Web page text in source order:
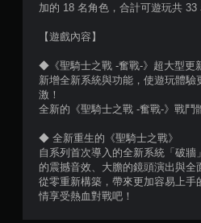
加的 18 名角色，合計可遊玩共 33
【遊戲內容】
◆《聖騎士之戰 -奮戰-》超大型更
新增全新系統與功能，使遊玩體驗
激！
全新的《聖騎士之戰 -奮戰-》戰鬥
◆ 全新重生的《聖騎士之戰》
自系列首次導入的全新系統「破牆
的震撼音效、大膽的鏡頭演出與全
從零重新構築，帶來更加容易上手
情享受熱血對戰吧！